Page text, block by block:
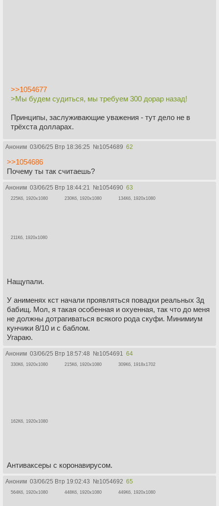
>>1054677
>Мы будем судиться, мы требуем 300 дорар назад!
Принципы, заслуживающие уважения - тут дело не в
трёхста долларах.
Аноним 03/06/25 Втр 18:36:25 №1054689 62
>>1054686
Почему ты так считаешь?
Аноним 03/06/25 Втр 18:44:21 №1054690 63
225Кб, 1920x1080 230Кб, 1920x1080 134Кб, 1920x1080
211Кб, 1920x1080
Нащупали.
У анименях кст начали проявляться повадки реальных 3д
бабищ. Мол, я такая особенная и охуенная, так что до меня
не должны дотрагиваться всякого рода скуфи. Минимиум
кунчики 8/10 и с баблом.
Угараю.
Аноним 03/06/25 Втр 18:57:48 №1054691 64
330Кб, 1920x1080 215Кб, 1920x1080 309Кб, 1918x1702
162Кб, 1920x1080
Антиваксеры с коронавирусом.
Аноним 03/06/25 Втр 19:02:43 №1054692 65
564Кб, 1920x1080 448Кб, 1920x1080 449Кб, 1920x1080